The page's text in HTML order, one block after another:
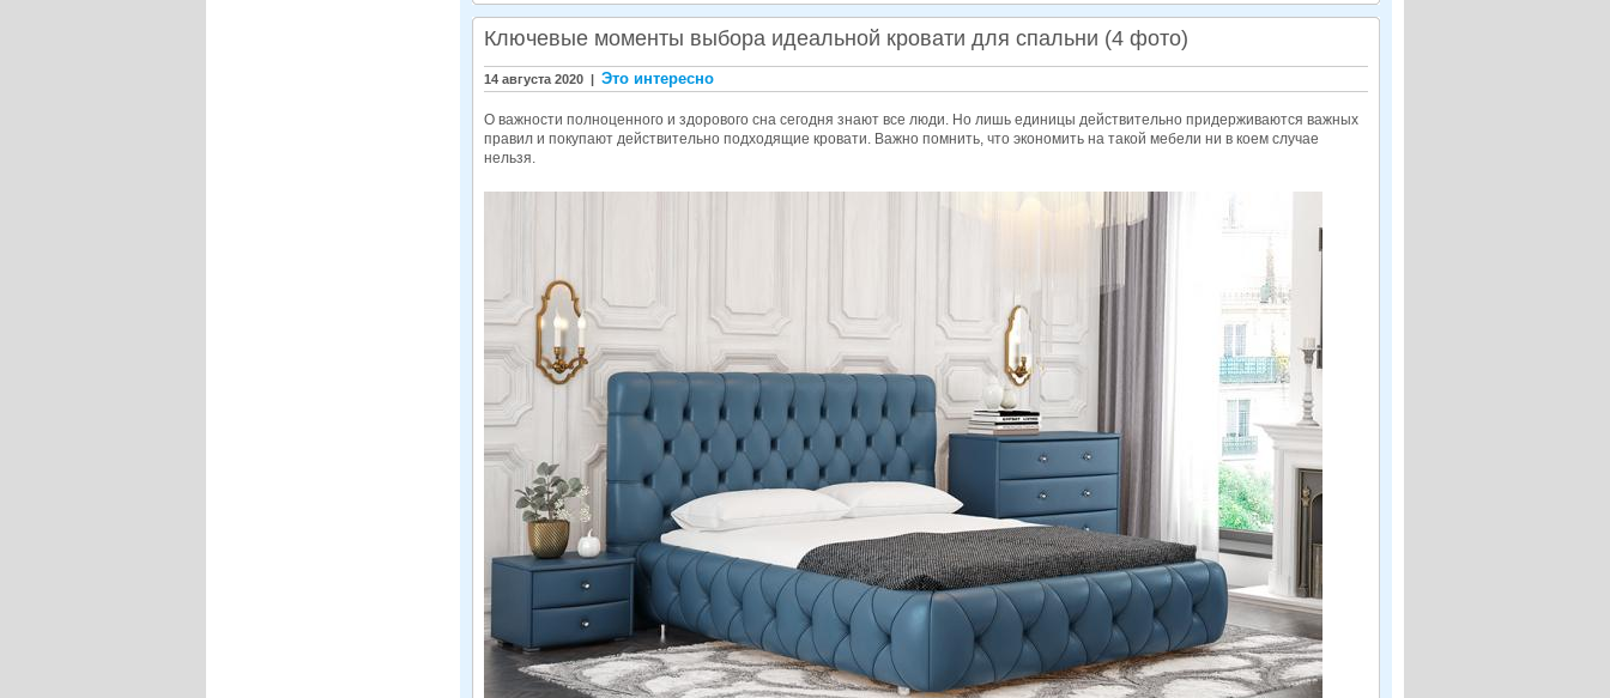
Ключевые моменты выбора идеальной кровати для спальни (4 фото)
14 августа 2020 | Это интересно
О важности полноценного и здорового сна сегодня знают все люди. Но лишь единицы действительно придерживаются важных
правил и покупают действительно подходящие кровати. Важно помнить, что экономить на такой мебели ни в коем случае
нельзя.